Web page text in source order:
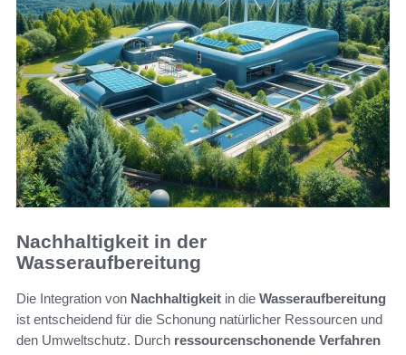
Nachhaltigkeit in der
Wasseraufbereitung
Die Integration von Nachhaltigkeit in die Wasseraufbereitung
ist entscheidend für die Schonung natürlicher Ressourcen und
den Umweltschutz. Durch ressourcenschonende Verfahren